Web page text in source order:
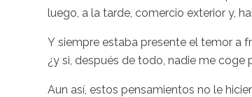
luego, a la tarde, comercio exterior y,
Y siempre estaba presente el temor a
¿y si, después de todo, nadie me coge
Aun así, estos pensamientos no le